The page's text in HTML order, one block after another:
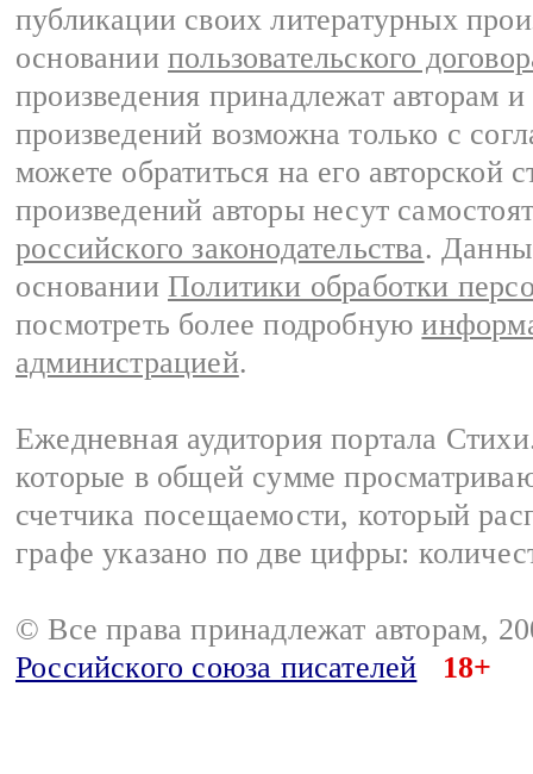
публикации своих литературных
основании пользовательского
произведения принадлежат авторам
произведений возможна только с
можете обратиться на его авторской
произведений авторы несут
российского законодательства.
основании Политики обработки
посмотреть более подробную
администрацией.
Ежедневная аудитория портала
которые в общей сумме
счетчика посещаемости, который
графе указано по две цифры:
© Все права принадлежат авторам,
Российского союза писателей
18+